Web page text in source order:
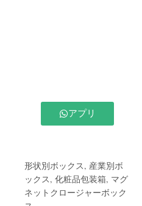
アプリ
形状別ボックス, 産業別ボ
ックス, 化粧品包装箱, マグ
ネットクロージャーボック